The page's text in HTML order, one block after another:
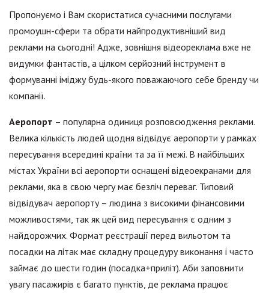
Пропонуємо і Вам скористатися сучасними послугами
промоушн-сфери та обрати найпродуктивніший вид
реклами на сьогодні! Адже, зовнішня відеореклама вже не
видумки фантастів, а цілком серйозний інструмент в
формуванні іміджу будь-якого поважаючого себе бренду чи
компанії.
Аеропорт – популярна одиниця розповсюдження реклами.
Велика кількість людей щодня відвідує аеропорти у рамках
пересування всередині країни та за її межі. В найбільших
містах України всі аеропорти оснащені відеоекранами для
реклами, яка в свою чергу має безліч переваг. Типовий
відвідувач аеропорту – людина з високими фінансовими
можливостями, так як цей вид пересування є одним з
найдорожчих. Формат реєстрації перед вильотом та
посадки на літак має складну процедуру виконання і часто
займає до шести годин (посадка+приліт). Аби заповнити
увагу пасажирів є багато пунктів, де реклама працює